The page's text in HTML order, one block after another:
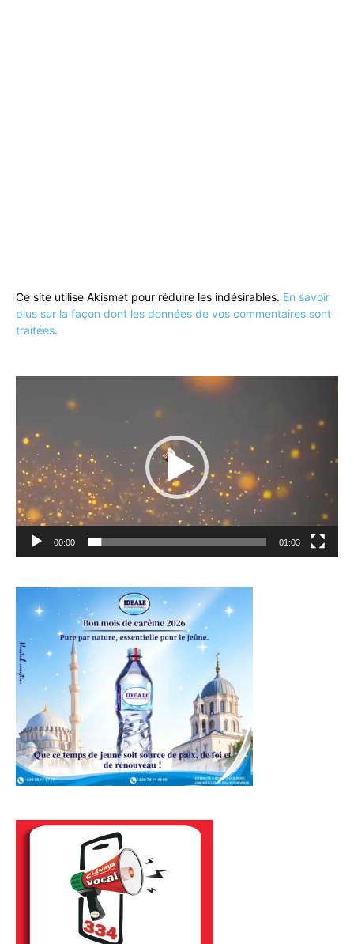
Ce site utilise Akismet pour réduire les indésirables. En savoir
plus sur la façon dont les données de vos commentaires sont
traitées.
00:00 01:03